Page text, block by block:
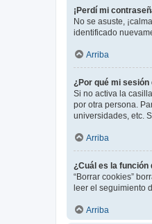
¡Perdí mi
No se asuste,
identificado
Arriba
¿Por qué mi
Si no activa la casilla
por otra persona.
universidades, etc.
Arriba
¿Cuál es la función
“Borrar cookies”
leer el seguimiento
Arriba